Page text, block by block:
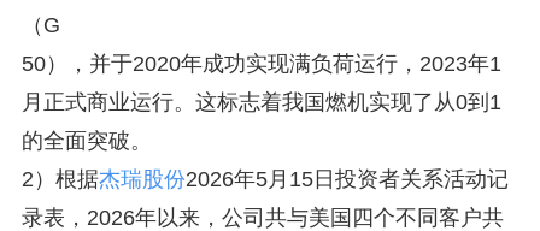
（G
50），并于2020年成功实现满负荷运行，2023年1
月正式商业运行。这标志着我国燃机实现了从0到1
的全面突破。
2）根据杰瑞股份2026年5月15日投资者关系活动记
录表，2026年以来，公司共与美国四个不同客户共